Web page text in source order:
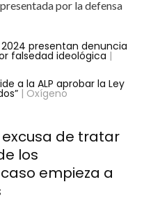
por la defensa
presentan denuncia
falsedad ideológica |
a la ALP aprobar la Ley
| Oxígeno
excusa de tratar
los
empieza a